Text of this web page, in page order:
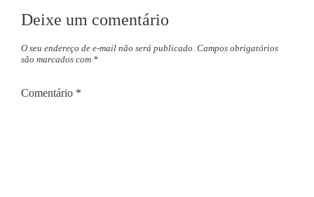
Deixe um comentário
O seu endereço de e-mail não será publicado. Campos obrigatórios
são marcados com *
Comentário *